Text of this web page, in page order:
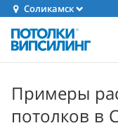
Соликамск
Примеры
потолков в